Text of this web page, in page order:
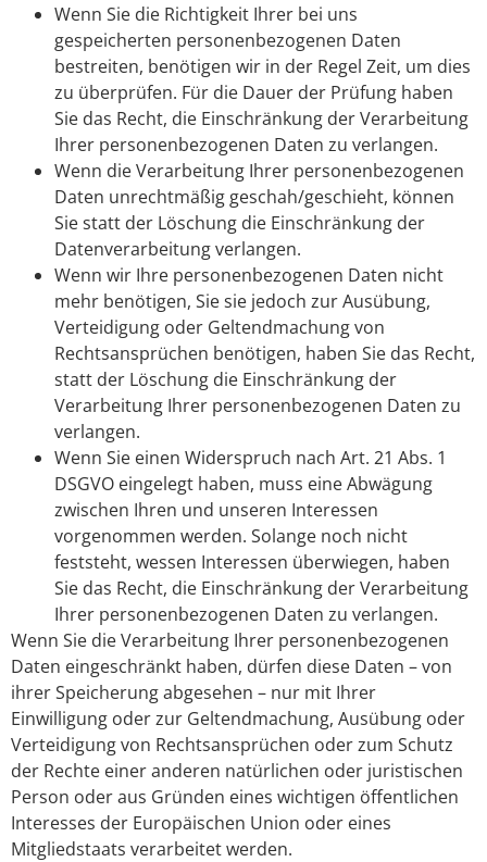
Wenn Sie die Richtigkeit Ihrer bei uns
gespeicherten personenbezogenen Daten
bestreiten, benötigen wir in der Regel Zeit, um dies
zu überprüfen. Für die Dauer der Prüfung haben
Sie das Recht, die Einschränkung der Verarbeitung
Ihrer personenbezogenen Daten zu verlangen.
Wenn die Verarbeitung Ihrer personenbezogenen
Daten unrechtmäßig geschah/geschieht, können
Sie statt der Löschung die Einschränkung der
Datenverarbeitung verlangen.
Wenn wir Ihre personenbezogenen Daten nicht
mehr benötigen, Sie sie jedoch zur Ausübung,
Verteidigung oder Geltendmachung von
Rechtsansprüchen benötigen, haben Sie das Recht,
statt der Löschung die Einschränkung der
Verarbeitung Ihrer personenbezogenen Daten zu
verlangen.
Wenn Sie einen Widerspruch nach Art. 21 Abs. 1
DSGVO eingelegt haben, muss eine Abwägung
zwischen Ihren und unseren Interessen
vorgenommen werden. Solange noch nicht
feststeht, wessen Interessen überwiegen, haben
Sie das Recht, die Einschränkung der Verarbeitung
Ihrer personenbezogenen Daten zu verlangen.
Wenn Sie die Verarbeitung Ihrer personenbezogenen
Daten eingeschränkt haben, dürfen diese Daten – von
ihrer Speicherung abgesehen – nur mit Ihrer
Einwilligung oder zur Geltendmachung, Ausübung oder
Verteidigung von Rechtsansprüchen oder zum Schutz
der Rechte einer anderen natürlichen oder juristischen
Person oder aus Gründen eines wichtigen öffentlichen
Interesses der Europäischen Union oder eines
Mitgliedstaats verarbeitet werden.